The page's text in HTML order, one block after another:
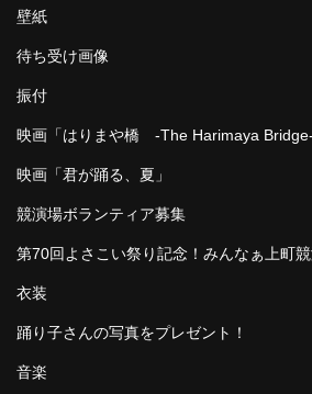
壁紙
待ち受け画像
振付
映画「はりまや橋 -The Harimaya Bridge-
映画「君が踊る、夏」
競演場ボランティア募集
第70回よさこい祭り記念！みんなぁ上町
衣装
踊り子さんの写真をプレゼント！
音楽